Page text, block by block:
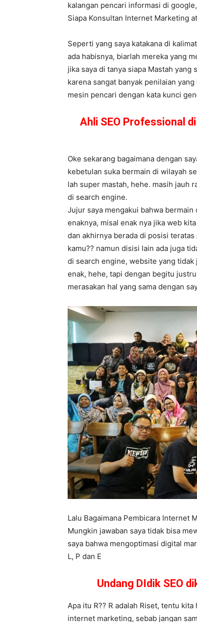
kalangan pencari informasi di
Siapa Konsultan Internet Marketing
Seperti yang saya katakana di
ada habisnya, biarlah mereka yang
jika saya di tanya siapa Mastah
karena sangat banyak penilaian
mesin pencari dengan kata kunci
Ahli SEO Professional
Oke sekarang bagaimana dengan
kebetulan suka bermain di wilayah
lah super mastah, hehe. masih jauh
di search engine.
Jujur saya mengakui bahwa
enaknya, misal enak nya jika web
dan akhirnya berada di posisi
kamu?? namun disisi lain ada juga
di search engine, website yang tidak
enak, hehe, tapi dengan begitu
merasakan hal yang sama dengan
Lalu Bagaimana Pembicara Internet
Mungkin jawaban saya tidak bisa
saya bahwa mengoptimasi digital
L, P dan E
Undang DIdik SEO
Apa itu R?? R adalah Riset, tentu
internet marketing, sebab jangan